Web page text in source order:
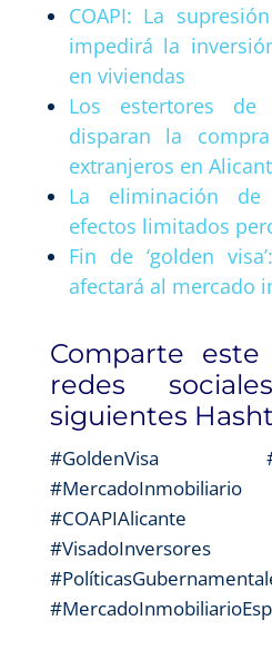
COAPI: La
impedirá la
en viviendas
Los estertores
disparan la
extranjeros en
La eliminación
efectos limitados
Fin de ‘golden
afectará al mercado
Comparte
redes
siguientes
#GoldenVisa
#COAPIAlicante
#VisadoInversores